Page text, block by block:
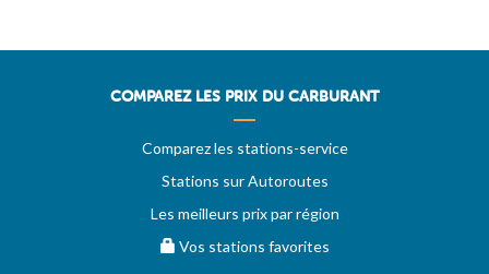
COMPAREZ LES PRIX DU CARBURANT
Comparez les stations-service
Stations sur Autoroutes
Les meilleurs prix par région
Vos stations favorites